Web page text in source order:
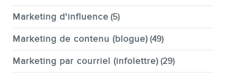
Marketing d'influence (5)
Marketing de contenu (blogue) (49)
Marketing par courriel (infolettre) (29)